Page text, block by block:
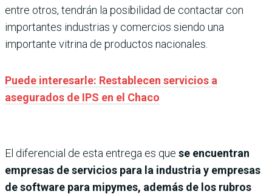
entre otros, tendrán la posibilidad de contactar con
importantes industrias y comercios siendo una
importante vitrina de productos nacionales.
Puede interesarle: Restablecen servicios a
asegurados de IPS en el Chaco
El diferencial de esta entrega es que se encuentran
empresas de servicios para la industria y empresas
de software para mipymes, además de los rubros